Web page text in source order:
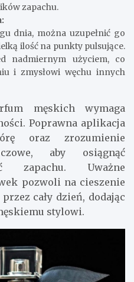
zapachu.
dnia, można uzupełnić go
ilość na punkty pulsujące.
nadmiernym użyciem, co
i zmysłowi węchu innych
męskich wymaga
Poprawna aplikacja
oraz zrozumienie
aby osiągnąć
zapachu. Uważne
pozwoli na cieszenie
cały dzień, dodając
stylowi.